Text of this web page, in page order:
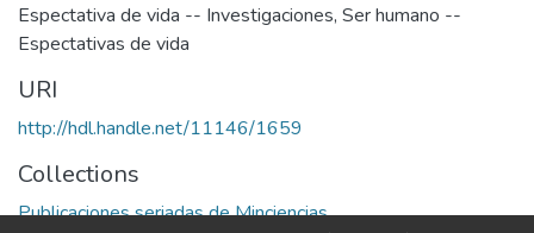
Espectativa de vida -- Investigaciones, Ser humano --
Espectativas de vida
URI
http://hdl.handle.net/11146/1659
Collections
Publicaciones seriadas de Minciencias